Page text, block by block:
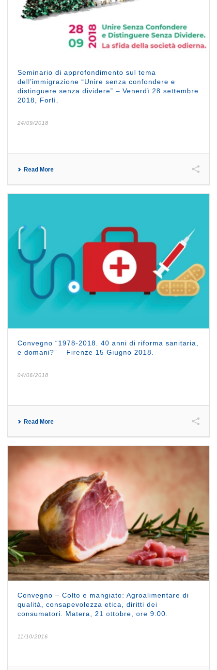
Seminario di approfondimento sul tema
dell’immigrazione “Unire senza confondere e
distinguere senza dividere” – Venerdì 28 settembre
2018, Forlì.
24/09/2018
Read More
Convegno “1978-2018. 40 anni di riforma sanitaria,
e domani?” – Firenze 15 Giugno 2018.
04/06/2018
Read More
Convegno – Colto e mangiato: Agroalimentare di
qualità, consapevolezza etica, diritti dei
consumatori. Matera, 21 ottobre, ore 9:00.
11/10/2016